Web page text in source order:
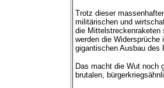
Trotz dieser
militärischen und
die Mittelstreckenraketen
werden die
gigantischen Ausbau des
Das macht die Wut noch
brutalen,